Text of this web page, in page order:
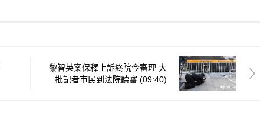
黎智英案保釋上訴終院今審理 大
批記者市民到法院聽審 (09:40)